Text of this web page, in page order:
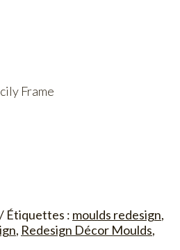
Frame
Étiquettes : moulds redesign,
, Redesign Décor Moulds,